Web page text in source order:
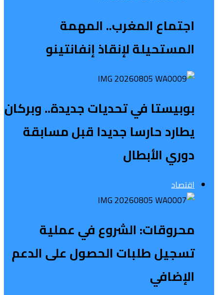
اجتماع المغرب.. المهمة
المستحيلة لإنقاذ إنفانتينو
بوبيستا في تحديات جديدة.. وبركان
يطارد حارسا جديدا قبل مسابقة
دوري الأبطال
اقتصاد
محروقات: الشروع في عملية
تسجيل طلبات الحصول على الدعم
الإضافي